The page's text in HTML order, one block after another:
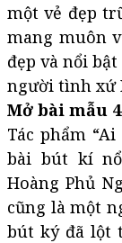
một vẻ đẹp
mang muôn
đẹp và nổi
người tình xứ
Mở bài mẫu
Tác phẩm
bài bút kí
Hoàng Phủ
cũng là một
bút ký đã lột